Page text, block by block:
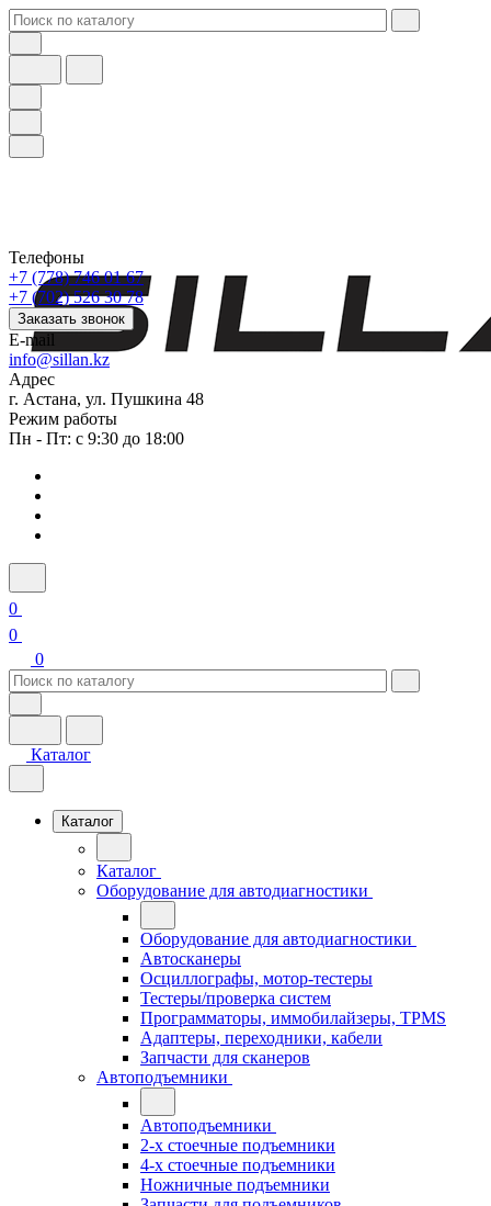
Телефоны
+7 (778) 746 01 67
+7 (702) 526 30 78
Заказать звонок
E-mail
info@sillan.kz
Адрес
г. Астана, ул. Пушкина 48
Режим работы
Пн - Пт: с 9:30 до 18:00
0
0
0
Каталог
Каталог
Каталог
Оборудование для автодиагностики
Оборудование для автодиагностики
Автосканеры
Осциллографы, мотор-тестеры
Тестеры/проверка систем
Программаторы, иммобилайзеры, TPMS
Адаптеры, переходники, кабели
Запчасти для сканеров
Автоподъемники
Автоподъемники
2-х стоечные подъемники
4-х стоечные подъемники
Ножничные подъемники